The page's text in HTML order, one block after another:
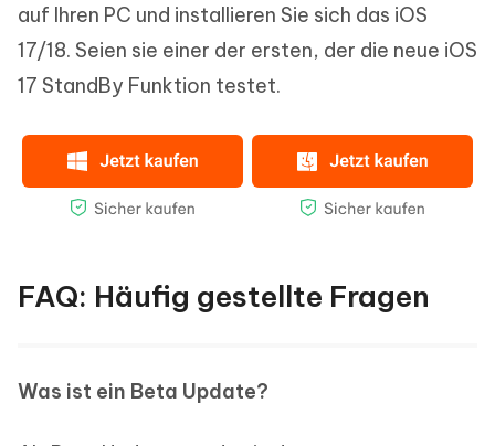
auf Ihren PC und installieren Sie sich das iOS
17/18. Seien sie einer der ersten, der die neue iOS
17 StandBy Funktion testet.
FAQ: Häufig gestellte Fragen
Was ist ein Beta Update?